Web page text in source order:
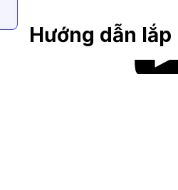
Hướng dẫn lắp